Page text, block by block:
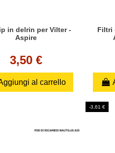
in delrin per Vilter -
Aspire
3,50 €
al carrello
Filtri
-3,61 €